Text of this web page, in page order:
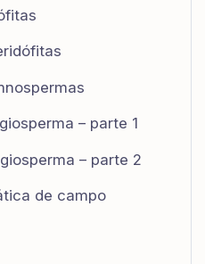
– parte 1
– parte 2
de campo